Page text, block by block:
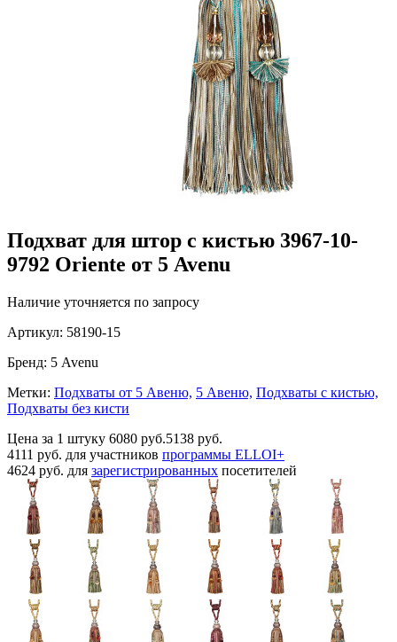
Подхват для штор с кистью 3967-10-
9792 Oriente от 5 Avenu
Наличие уточняется по запросу
Артикул: 58190-15
Бренд: 5 Avenu
Метки: Подхваты от 5 Авеню, 5 Авеню, Подхваты с кистью,
Подхваты без кисти
Цена за 1 штуку 6080 руб.5138 руб.
4111 руб. для участников программы ELLOI+
4624 руб. для зарегистрированных посетителей